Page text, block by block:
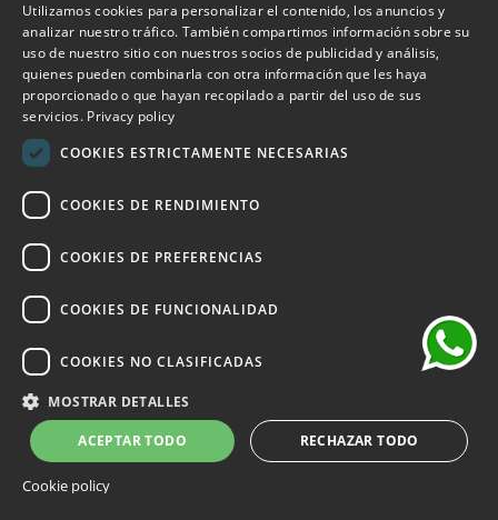
Suscribirse al boletín de noticias
Suscríbase para recibir acceso anticipado a rebajas, últimas
novedades, promociones y mucho más.
©2026 Outlet Bicocca - P.IVA 06736400968 - Piazza della
Trivulziana, 6 - 20126 Milano - Italia
Powered byKForge
ITALIAN
ENGLISH
FRENCH
Utilizamos cookies para personalizar el contenido, los anuncios y
analizar nuestro tráfico. También compartimos información sobre su
uso de nuestro sitio con nuestros socios de publicidad y análisis,
quienes pueden combinarla con otra información que les haya
proporcionado o que hayan recopilado a partir del uso de sus
servicios. Privacy policy
COOKIES ESTRICTAMENTE NECESARIAS
COOKIES DE RENDIMIENTO
COOKIES DE PREFERENCIAS
COOKIES DE FUNCIONALIDAD
COOKIES NO CLASIFICADAS
MOSTRAR DETALLES
ACEPTAR TODO RECHAZAR TODO
Cookie policy